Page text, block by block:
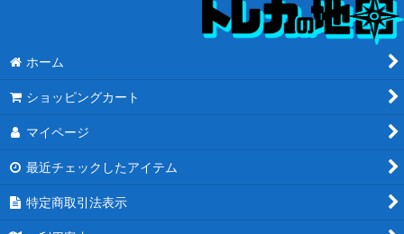
ホーム
ショッピングカート
マイページ
最近チェックしたアイテム
特定商取引法表示